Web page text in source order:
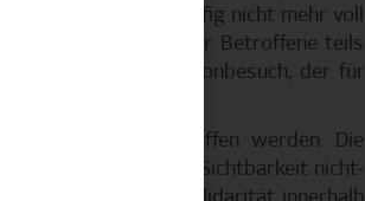
Betroffene häufig nicht mehr voll
verbringen schwer Betroffene teils
tolerieren. Ein Stadionbesuch, der für
Hürden geschaffen werden. Die
zu informieren, die Sichtbarkeit nicht-